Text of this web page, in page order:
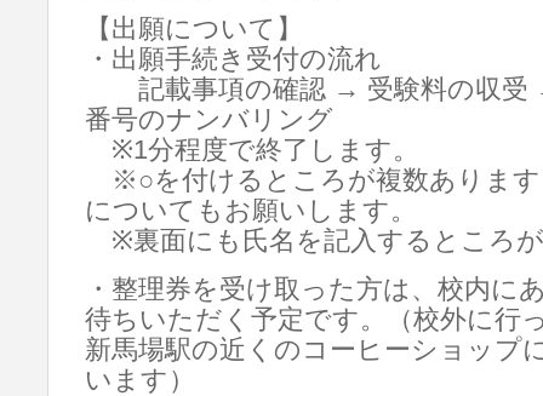
【出願について】
・出願手続き受付の流れ
記載事項の確認 → 受験料の収受
番号のナンバリング
※1分程度で終了します。
※○を付けるところが複数あります
についてもお願いします。
※裏面にも氏名を記入するところ
・整理券を受け取った方は、校内に
待ちいただく予定です。（校外に行
新馬場駅の近くのコーヒーショップ
います）